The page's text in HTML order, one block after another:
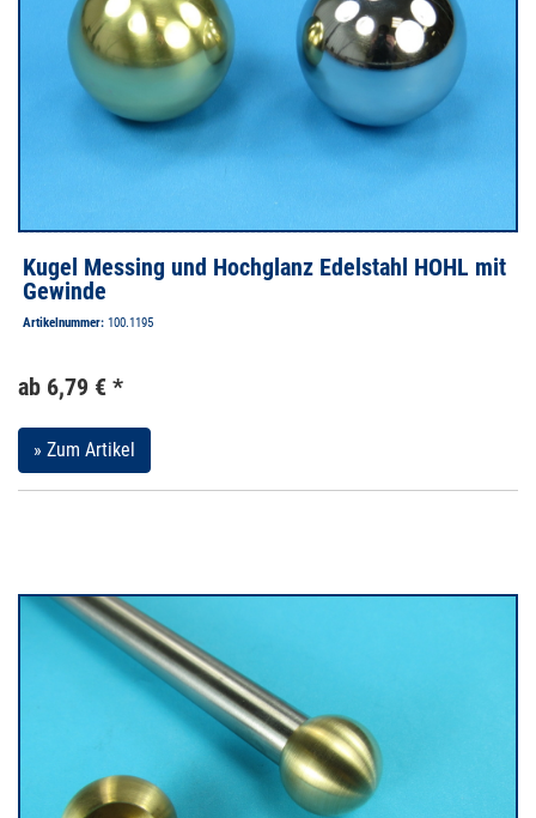
Kugel Messing und Hochglanz Edelstahl HOHL mit
Gewinde
Artikelnummer: 100.1195
ab 6,79 € *
» Zum Artikel